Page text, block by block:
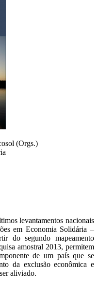
(Orgs.)
levantamentos nacionais
em Economia Solidária –
do segundo mapeamento
amostral 2013, permitem
de um país que se
da exclusão econômica e
aliviado.